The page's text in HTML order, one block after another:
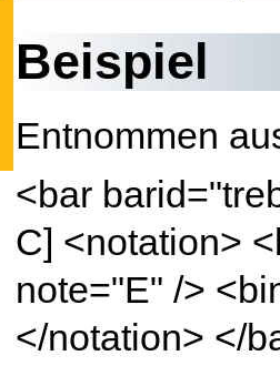
Beispiel
Entnommen
<bar
C] <notation>
note="E" />
</notation> </